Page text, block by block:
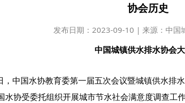
协会历史
发布日期： 2023-09-10 | 来源：中国
中国城镇供水排水协会
，中国水协教育委第一届五次会议暨城镇供水排
水协受委托组织开展城市节水社会满意度调查工